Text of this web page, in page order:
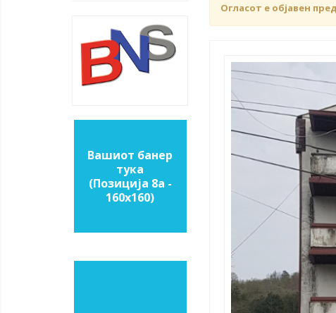
Вашиот банер
тука
(Позиција 8a -
160х160)
Огласот е објавен